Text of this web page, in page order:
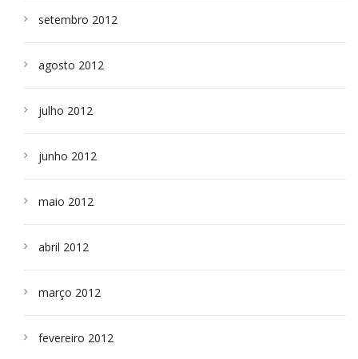
setembro 2012
agosto 2012
julho 2012
junho 2012
maio 2012
abril 2012
março 2012
fevereiro 2012